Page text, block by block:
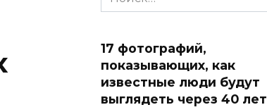
for:
17 фотографий,
показывающих, как
известные люди будут
выглядеть через 40 лет